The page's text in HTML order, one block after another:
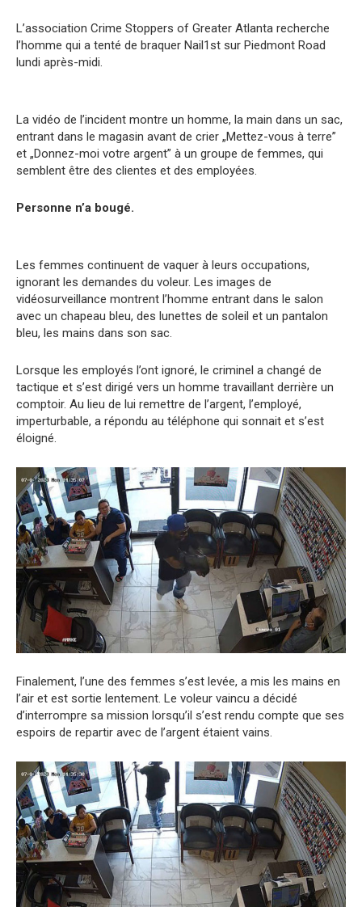
L’association Crime Stoppers of Greater Atlanta recherche
l’homme qui a tenté de braquer Nail1st sur Piedmont Road
lundi après-midi.
La vidéo de l’incident montre un homme, la main dans un sac,
entrant dans le magasin avant de crier „Mettez-vous à terre”
et „Donnez-moi votre argent” à un groupe de femmes, qui
semblent être des clientes et des employées.
Personne n’a bougé.
Les femmes continuent de vaquer à leurs occupations,
ignorant les demandes du voleur. Les images de
vidéosurveillance montrent l’homme entrant dans le salon
avec un chapeau bleu, des lunettes de soleil et un pantalon
bleu, les mains dans son sac.
Lorsque les employés l’ont ignoré, le criminel a changé de
tactique et s’est dirigé vers un homme travaillant derrière un
comptoir. Au lieu de lui remettre de l’argent, l’employé,
imperturbable, a répondu au téléphone qui sonnait et s’est
éloigné.
Finalement, l’une des femmes s’est levée, a mis les mains en
l’air et est sortie lentement. Le voleur vaincu a décidé
d’interrompre sa mission lorsqu’il s’est rendu compte que ses
espoirs de repartir avec de l’argent étaient vains.